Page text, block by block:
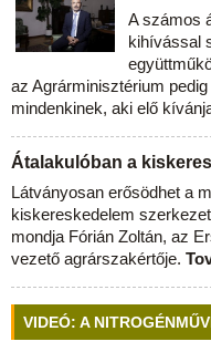
A számos
kihívással
az Agrárminisztérium
mindenkinek, aki elő
Átalakulóban a
Látványosan erősödhet a
kiskereskedelem
mondja Fórián Zoltán, az
vezető agrárszakértője.
VIDEÓ: A